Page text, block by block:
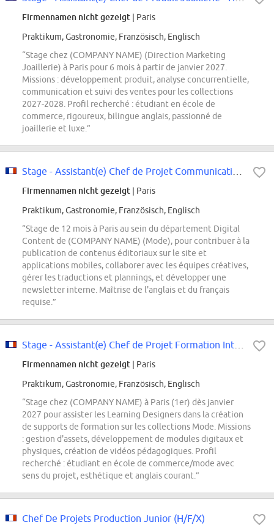
Firmennamen nicht gezeigt | Paris
Praktikum, Gastronomie, Französisch, Englisch
“Stage chez (COMPANY NAME) (Direction Marketing
Joaillerie) à Paris pour 6 mois à partir de janvier 2027.
Missions : développement produit, analyse concurrentielle,
communication et suivi des ventes pour les collections
2027-2028. Profil recherché : étudiant en école de
commerce, rigoureux, bilingue anglais, passionné de
joaillerie et luxe.”
Firmennamen nicht gezeigt | Paris
Praktikum, Gastronomie, Französisch, Englisch
“Stage de 12 mois à Paris au sein du département Digital
Content de (COMPANY NAME) (Mode), pour contribuer à la
publication de contenus éditoriaux sur le site et
applications mobiles, collaborer avec les équipes créatives,
gérer les traductions et plannings, et développer une
newsletter interne. Maîtrise de l'anglais et du français
requise.”
Firmennamen nicht gezeigt | Paris
Praktikum, Gastronomie, Französisch, Englisch
“Stage chez (COMPANY NAME) à Paris (1er) dès janvier
2027 pour assister les Learning Designers dans la création
de supports de formation sur les collections Mode. Missions
: gestion d'assets, développement de modules digitaux et
physiques, création de vidéos pédagogiques. Profil
recherché : étudiant en école de commerce/mode avec
sens du projet, esthétique et anglais courant.”
Chef De Projets Production Junior (H/F/X)